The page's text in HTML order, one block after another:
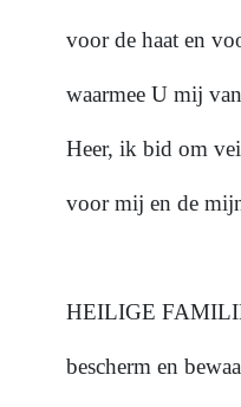
voor de haat en
waarmee U mij
Heer, ik bid om
voor mij en de
HEILIGE
bescherm en